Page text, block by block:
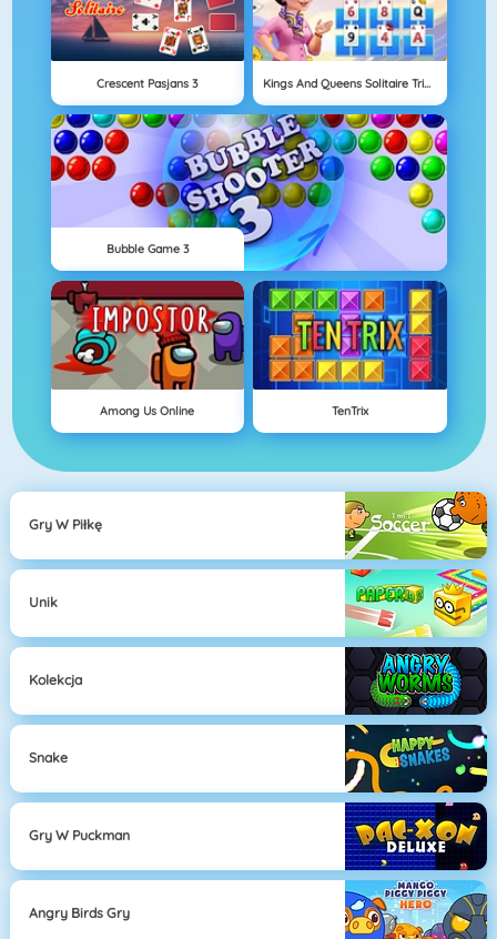
Crescent Pasjans 3 Kings And Queens Solitaire Tripeaks
Bubble Game 3
Among Us Online TenTrix
Gry W Piłkę
Unik
Kolekcja
Snake
Gry W Puckman
Angry Birds Gry